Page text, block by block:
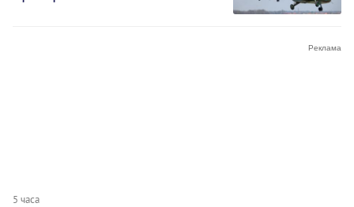
5 часа